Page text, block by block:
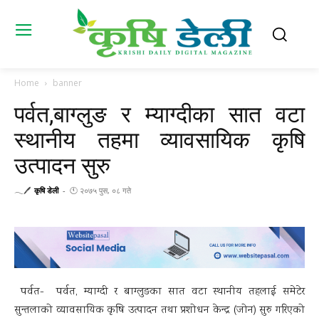
Home banner
पर्वत,बाग्लुङ र म्याग्दीका सात वटा
स्थानीय तहमा व्यावसायिक कृषि
उत्पादन सुरु
𓂃🖊 कृषि डेली - 🕚 २०७५ पुस, ०८ गते
पर्वत- पर्वत, म्याग्दी र बाग्लुङका सात वटा स्थानीय तहलाई समेटेर
सुन्तलाको व्यावसायिक कृषि उत्पादन तथा प्रशोधन केन्द्र (जोन) सुरु गरिएको